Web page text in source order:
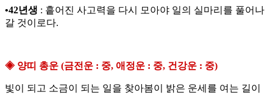
•42년생 : 흩어진 사고력을 다시 모아야 일의 실마리를 풀어나
갈 것이로다.
◈ 양띠 총운 (금전운 : 중, 애정운 : 중, 건강운 : 중)
빛이 되고 소금이 되는 일을 찾아봄이 밝은 운세를 여는 길이